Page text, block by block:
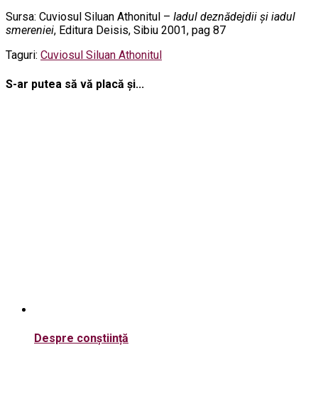
Sursa: Cuviosul Siluan Athonitul – Iadul deznădejdii și iadul
smereniei, Editura Deisis, Sibiu 2001, pag 87
Taguri: Cuviosul Siluan Athonitul
S-ar putea să vă placă și...
Despre conștiință